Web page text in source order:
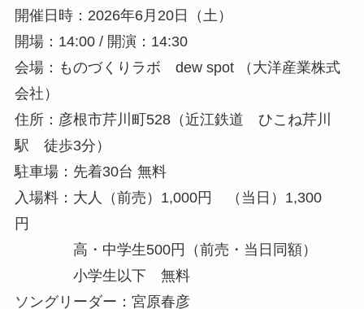
開催日時：2026年6月20日（土）
開場：14:00 / 開演：14:30
会場：ものづくりラボ dew spot （大洋産業株式
会社）
住所：彦根市芹川町528（近江鉄道 ひこね芹川
駅 徒歩3分）
駐車場：先着30台 無料
入場料：大人（前売）1,000円 （当日）1,300
円
高・中学生500円（前売・当日同額）
小学生以下 無料
ソングリーダー：宮原春彦